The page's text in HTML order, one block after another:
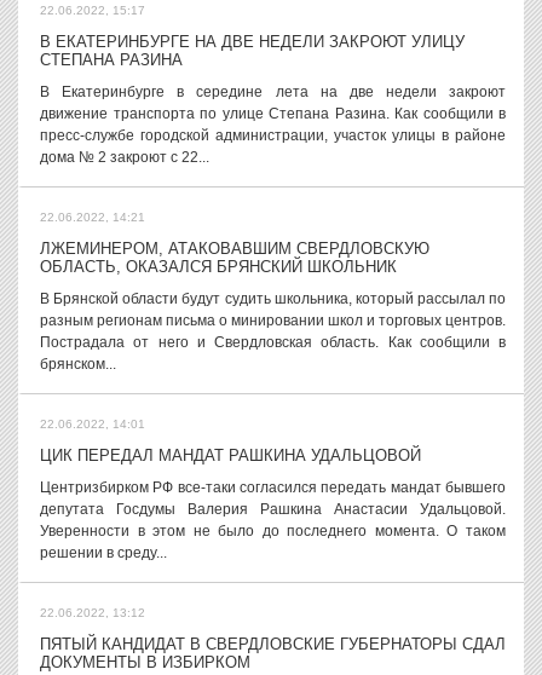
22.06.2022, 15:17
В ЕКАТЕРИНБУРГЕ НА ДВЕ НЕДЕЛИ ЗАКРОЮТ УЛИЦУ
СТЕПАНА РАЗИНА
В Екатеринбурге в середине лета на две недели закроют
движение транспорта по улице Степана Разина. Как сообщили в
пресс-службе городской администрации, участок улицы в районе
дома № 2 закроют с 22...
22.06.2022, 14:21
ЛЖЕМИНЕРОМ, АТАКОВАВШИМ СВЕРДЛОВСКУЮ
ОБЛАСТЬ, ОКАЗАЛСЯ БРЯНСКИЙ ШКОЛЬНИК
В Брянской области будут судить школьника, который рассылал по
разным регионам письма о минировании школ и торговых центров.
Пострадала от него и Свердловская область. Как сообщили в
брянском...
22.06.2022, 14:01
ЦИК ПЕРЕДАЛ МАНДАТ РАШКИНА УДАЛЬЦОВОЙ
Центризбирком РФ все-таки согласился передать мандат бывшего
депутата Госдумы Валерия Рашкина Анастасии Удальцовой.
Уверенности в этом не было до последнего момента. О таком
решении в среду...
22.06.2022, 13:12
ПЯТЫЙ КАНДИДАТ В СВЕРДЛОВСКИЕ ГУБЕРНАТОРЫ СДАЛ
ДОКУМЕНТЫ В ИЗБИРКОМ